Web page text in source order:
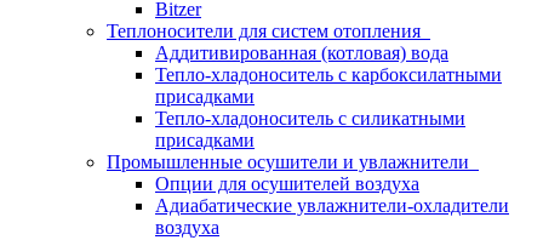
Bitzer
Теплоносители для систем отопления
Аддитивированная (котловая) вода
Тепло-хладоноситель с карбоксилатными
присадками
Тепло-хладоноситель с силикатными
присадками
Промышленные осушители и увлажнители
Опции для осушителей воздуха
Адиабатические увлажнители-охладители
воздуха